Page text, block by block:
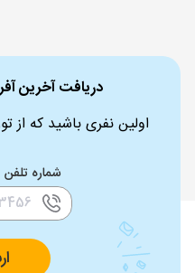
دریافت آخرین
اولین نفری باشید که از
شماره تلفن